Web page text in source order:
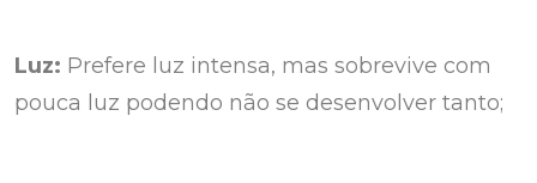
Luz: Prefere luz intensa, mas sobrevive com
pouca luz podendo não se desenvolver tanto;